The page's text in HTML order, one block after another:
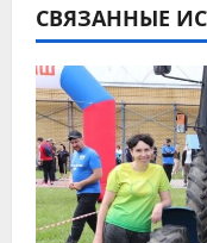
ц
и
я
п
о
СВЯЗАННЫЕ